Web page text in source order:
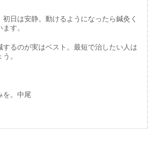
日は安静。動けるようになったら鍼灸く
す。
するのが実はベスト。最短で治したい人は
。
を。中尾